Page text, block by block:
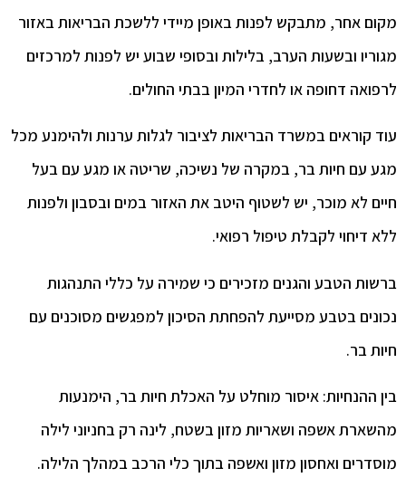
מקום אחר, מתבקש לפנות באופן מיידי ללשכת הבריאות באזור
מגוריו ובשעות הערב, בלילות ובסופי שבוע יש לפנות למרכזים
לרפואה דחופה או לחדרי המיון בבתי החולים.
עוד קוראים במשרד הבריאות לציבור לגלות ערנות ולהימנע מכל
מגע עם חיות בר, במקרה של נשיכה, שריטה או מגע עם בעל
חיים לא מוכר, יש לשטוף היטב את האזור במים ובסבון ולפנות
ללא דיחוי לקבלת טיפול רפואי.
ברשות הטבע והגנים מזכירים כי שמירה על כללי התנהגות
נכונים בטבע מסייעת להפחתת הסיכון למפגשים מסוכנים עם
חיות בר.
בין ההנחיות: איסור מוחלט על האכלת חיות בר, הימנעות
מהשארת אשפה ושאריות מזון בשטח, לינה רק בחניוני לילה
מוסדרים ואחסון מזון ואשפה בתוך כלי הרכב במהלך הלילה.